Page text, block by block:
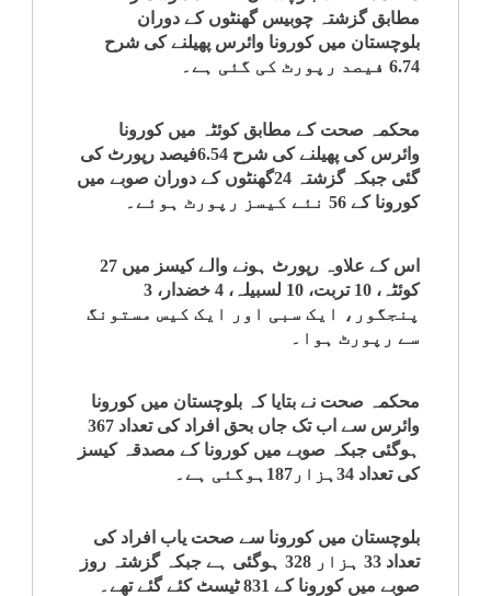
ویڈیوز
قومی
کلام
سپلیمنٹس
مطابق گزشتہ چوبیس گھنٹوں کے دوران
بلوچستان میں کورونا وائرس پھیلنے کی شرح
6.74 فیصد رپورٹ کی گئی ہے۔
محکمہ صحت کے مطابق کوئٹہ میں کورونا
وائرس کی پھیلنے کی شرح 6.54فیصد رپورٹ کی
گئی جبکہ گزشتہ 24گھنٹوں کے دوران صوبے میں
کورونا کے 56 نئے کیسز رپورٹ ہوئے۔
اس کے علاوہ رپورٹ ہونے والے کیسز میں 27
کوئٹہ، 10 تربت، 10 لسبیلہ، 4 خضدار، 3
پنجگور، ایک سبی اور ایک کیس مستونگ
سے رپورٹ ہوا۔
محکمہ صحت نے بتایا کہ بلوچستان میں کورونا
وائرس سے اب تک جاں بحق افراد کی تعداد 367
ہوگئی جبکہ صوبے میں کورونا کے مصدقہ کیسز
کی تعداد 34ہزار187ہوگئی ہے۔
بلوچستان میں کورونا سے صحت یاب افراد کی
تعداد 33 ہزار 328 ہوگئی ہے جبکہ گزشتہ روز
صوبے میں کورونا کے 831 ٹیسٹ کئے گئے تھے۔